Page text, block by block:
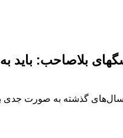
بلاصاحب: باید
گذشته به صورت جدی با